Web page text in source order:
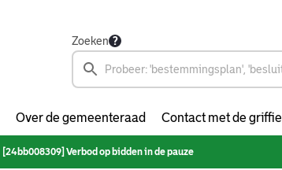
Zoeken
Over de gemeenteraad Contact met de griffie
[24bb008309] Verbod op bidden in de pauze